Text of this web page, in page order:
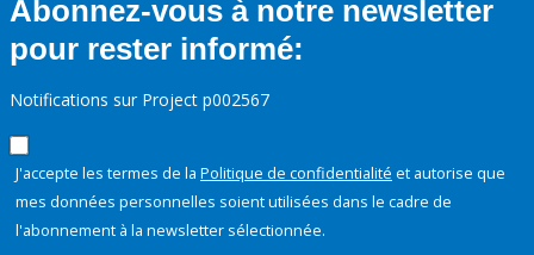
Abonnez-vous à notre newsletter
pour rester informé:
Notifications sur Project p002567
J'accepte les termes de la Politique de confidentialité et autorise que
mes données personnelles soient utilisées dans le cadre de
l'abonnement à la newsletter sélectionnée.